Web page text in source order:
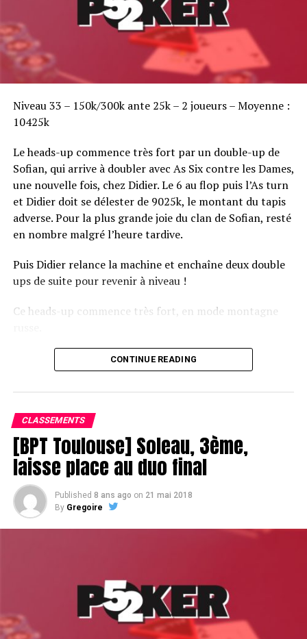
Niveau 33 – 150k/300k ante 25k – 2 joueurs – Moyenne :
10425k
Le heads-up commence très fort par un double-up de
Sofian, qui arrive à doubler avec As Six contre les Dames,
une nouvelle fois, chez Didier. Le 6 au flop puis l’As turn
et Didier doit se délester de 9025k, le montant du tapis
adverse. Pour la plus grande joie du clan de Sofian, resté
en nombre malgré l’heure tardive.
Puis Didier relance la machine et enchaîne deux double
ups de suite pour revenir à niveau !
Ce heads-up commence très fort, en mode montagne
Le champagne va réchauffer si les deux finalistes ne se décident pas !
CONTINUE READING
CLASSEMENTS
[BPT Toulouse] Soleau, 3ème,
laisse place au duo final
Published 8 ans ago on 21 mai 2018
By Gregoire